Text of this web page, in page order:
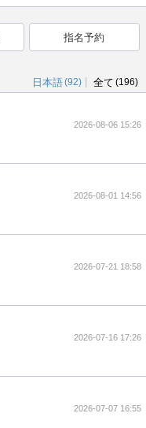
指名予約
日本語(92) 全て (196)
2026-08-06 15:26
2026-08-01 14:56
2026-07-21 18:58
2026-07-16 17:26
2026-07-07 16:55